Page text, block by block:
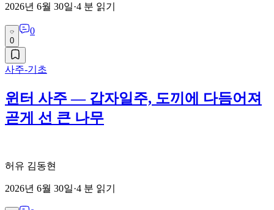
2026년 6월 30일·4 분 읽기
0
0
사주-기초
윈터 사주 — 갑자일주, 도끼에 다듬어져
곧게 선 큰 나무
허유 김동현
2026년 6월 30일·4 분 읽기